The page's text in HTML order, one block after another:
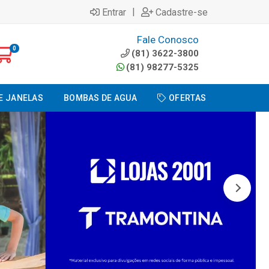
Entrar | Cadastre-se
0
Fale Conosco
(81) 3622-3800
(81) 98277-5325
JANELAS BOMBAS DE AGUA OFERTAS